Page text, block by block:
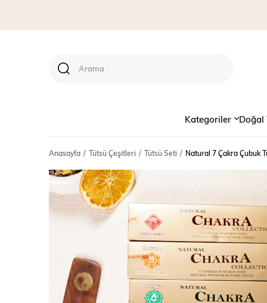
Kategoriler Doğal
Anasayfa Tütsü Çeşitleri Tütsü Seti Natural 7 Çakra Çubuk